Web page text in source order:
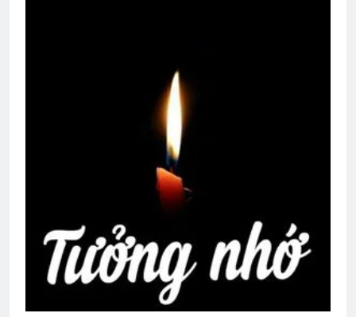
SẼ CÓ MỘT NGÀY (Rabindranath
3 Years Ago
Thăm CSVSQ TRƯƠNG VĂN VÂN K20
An Lộc 1972
2 Years Ago